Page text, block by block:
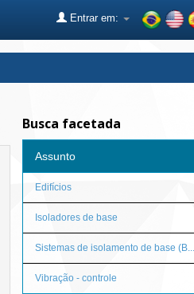
Entrar em:
Busca facetada
Assunto
Edifícios
Isoladores de base
Sistemas de isolamento de base (B...
Vibração - controle